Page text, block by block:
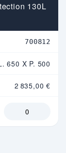
130L
700812
650 X P. 500
2 835,00 €